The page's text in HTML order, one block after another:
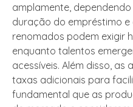
amplamente,
duração do empréstimo
renomados podem exigir
enquanto talentos
acessíveis. Além disso,
taxas adicionais para
fundamental que as